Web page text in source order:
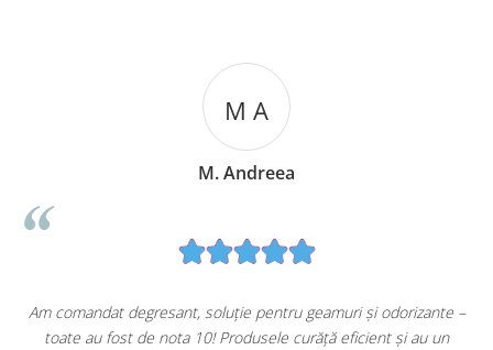
M A
M. Andreea
Am comandat degresant, soluție pentru geamuri și odorizante –
toate au fost de nota 10! Produsele curăță eficient și au un